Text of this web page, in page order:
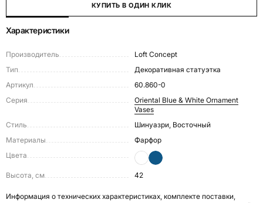
КУПИТЬ В ОДИН КЛИК
Характеристики
Производитель
Loft Concept
Тип
Декоративная статуэтка
Артикул
60.860-0
Серия
Oriental Blue & White Ornament
Vases
Стиль
Шинуазри, Восточный
Материалы
Фарфор
Цвета
Высота, см 42
Информация о технических характеристиках, комплекте поставки,